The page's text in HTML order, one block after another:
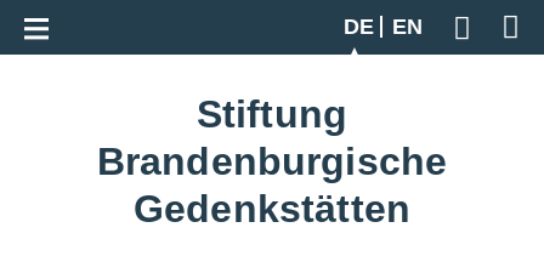
DE
EN
Geben
Zur Gesamtübersicht
Stiftung
Brandenburgische
Gedenkstätten